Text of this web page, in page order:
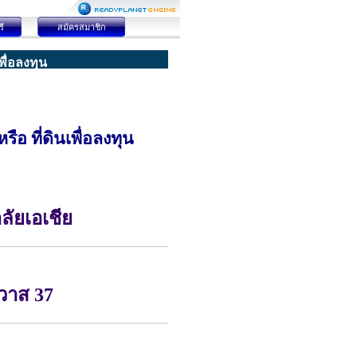
สมัครสมาชิก
อลงทุน
รือ ที่ดินเพื่อลงทุน
เอเชีย
ส 37